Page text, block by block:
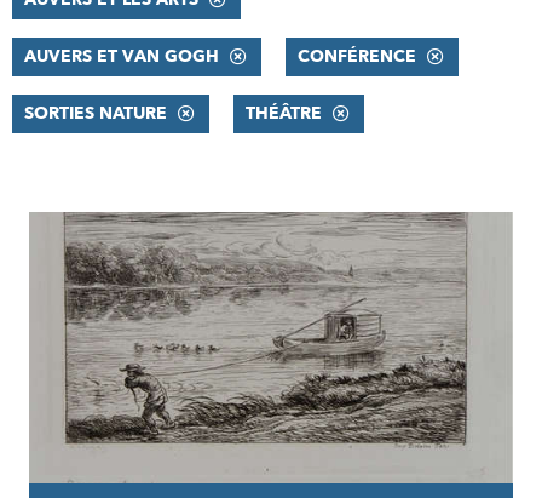
AUVERS ET VAN GOGH CONFÉRENCE
SORTIES NATURE THÉÂTRE
RÉSULTATS